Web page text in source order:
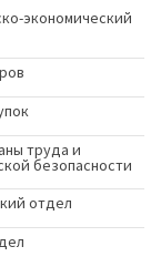
экономический
труда и
безопасности
отдел